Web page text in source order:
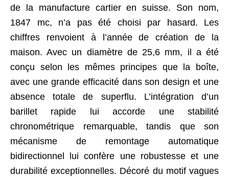
de la manufacture cartier en suisse. Son nom,
1847 mc, n’a pas été choisi par hasard. Les
chiffres renvoient à l’année de création de la
maison. Avec un diamètre de 25,6 mm, il a été
conçu selon les mêmes principes que la boîte,
avec une grande efficacité dans son design et une
absence totale de superflu. L’intégration d’un
barillet rapide lui accorde une stabilité
chronométrique remarquable, tandis que son
mécanisme de remontage automatique
bidirectionnel lui confère une robustesse et une
durabilité exceptionnelles. Décoré du motif vagues